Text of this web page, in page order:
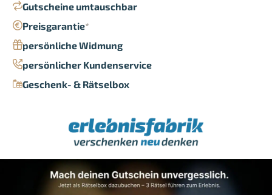
Gutscheine umtauschbar
Preisgarantie*
persönliche Widmung
persönlicher Kundenservice
Geschenk- & Rätselbox